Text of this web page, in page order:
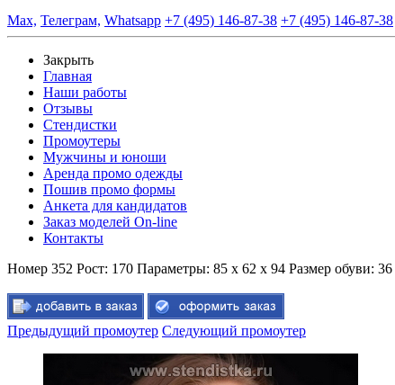
Max, Телеграм, Whatsapp +7 (495) 146-87-38 +7 (495) 146-87-38
Закрыть
Главная
Наши работы
Отзывы
Стендистки
Промоутеры
Мужчины и юноши
Аренда промо одежды
Пошив промо формы
Анкета для кандидатов
Заказ моделей On-line
Контакты
Номер 352 Рост: 170 Параметры: 85 x 62 x 94 Размер обуви: 36
Предыдущий промоутер Следующий промоутер